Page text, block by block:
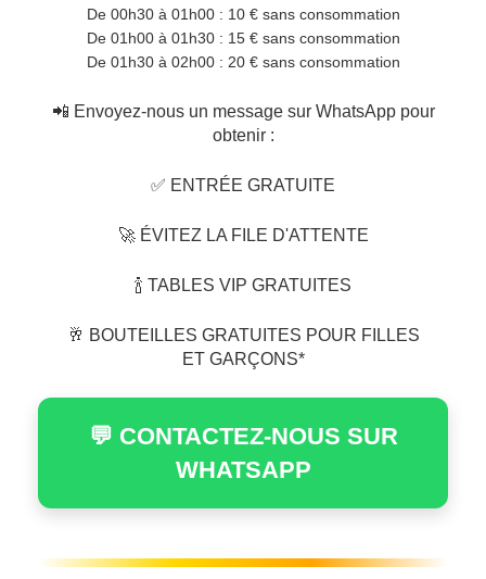
De 00h30 à 01h00 : 10 € sans consommation
De 01h00 à 01h30 : 15 € sans consommation
De 01h30 à 02h00 : 20 € sans consommation
📲 Envoyez-nous un message sur WhatsApp pour
obtenir :
✅ ENTRÉE GRATUITE
🚀 ÉVITEZ LA FILE D'ATTENTE
🍾 TABLES VIP GRATUITES
🥂 BOUTEILLES GRATUITES POUR FILLES
ET GARÇONS*
💬 CONTACTEZ-NOUS SUR
WHATSAPP